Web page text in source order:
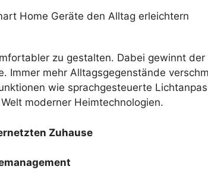
zu gestalten. Dabei gewinnt
Immer mehr Alltagsgegenstände
wie sprachgesteuerte
moderner Heimtechnologien.
Zuhause